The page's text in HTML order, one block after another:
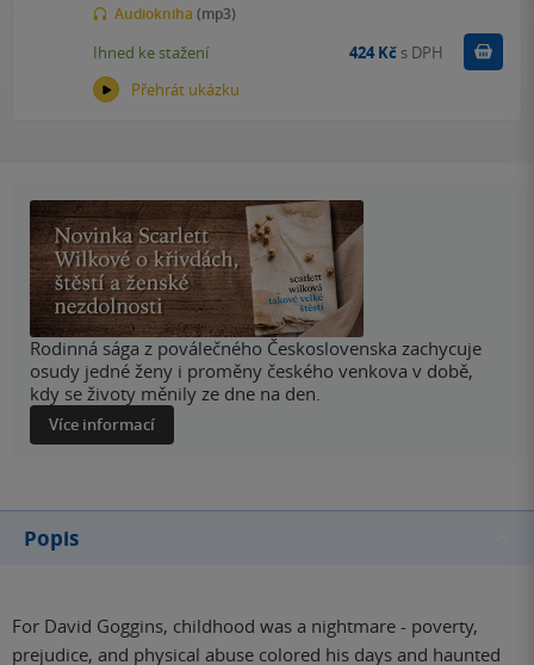
Audiokniha (mp3)
Přehrát ukázku
Ihned ke stažení 424 Kč s DPH Koupit
Rodinná sága z poválečného Československa zachycuje
osudy jedné ženy i proměny českého venkova v době,
kdy se životy měnily ze dne na den.
Více informací
Popis
For David Goggins, childhood was a nightmare - poverty,
prejudice, and physical abuse colored his days and haunted